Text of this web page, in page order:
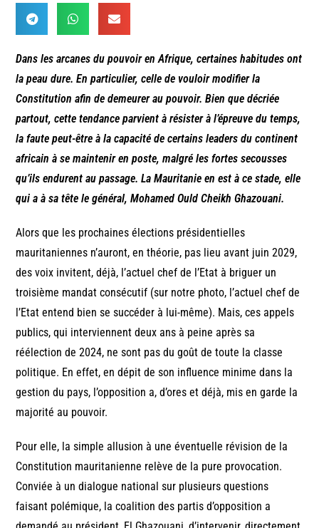
Dans les arcanes du pouvoir en Afrique, certaines habitudes ont
la peau dure. En particulier, celle de vouloir modifier la
Constitution afin de demeurer au pouvoir. Bien que décriée
partout, cette tendance parvient à résister à l’épreuve du temps,
la faute peut-être à la capacité de certains leaders du continent
africain à se maintenir en poste, malgré les fortes secousses
qu’ils endurent au passage. La Mauritanie en est à ce stade, elle
qui a à sa tête le général, Mohamed Ould Cheikh Ghazouani.
Alors que les prochaines élections présidentielles
mauritaniennes n’auront, en théorie, pas lieu avant juin 2029,
des voix invitent, déjà, l’actuel chef de l’Etat à briguer un
troisième mandat consécutif (sur notre photo, l’actuel chef de
l’Etat entend bien se succéder à lui-même). Mais, ces appels
publics, qui interviennent deux ans à peine après sa
réélection de 2024, ne sont pas du goût de toute la classe
politique. En effet, en dépit de son influence minime dans la
gestion du pays, l’opposition a, d’ores et déjà, mis en garde la
majorité au pouvoir.
Pour elle, la simple allusion à une éventuelle révision de la
Constitution mauritanienne relève de la pure provocation.
Conviée à un dialogue national sur plusieurs questions
faisant polémique, la coalition des partis d’opposition a